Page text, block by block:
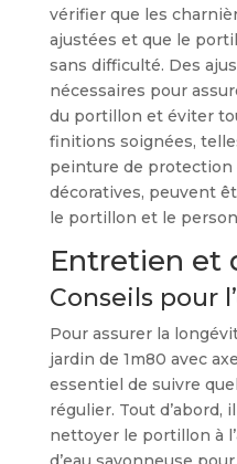
vérifier que les
ajustées et que le
sans difficulté. Des
nécessaires pour
du portillon et éviter
finitions soignées,
peinture de protection
décoratives, peuvent
le portillon et le
Entretien et
Conseils pour
Pour assurer la
jardin de 1m80 avec
essentiel de suivre
régulier. Tout d’abord,
nettoyer le portillon à